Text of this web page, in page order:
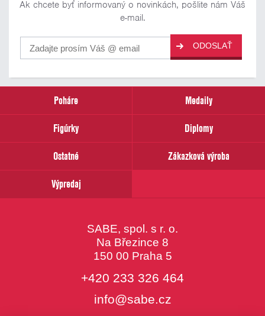
Ak chcete byť informovaný o novinkách, pošlite nám Váš
e-mail.
ODOSLAŤ
Poháre
Medaily
Figúrky
Diplomy
Ostatné
Zákazková výroba
Výpredaj
SABE, spol. s r. o.
Na Březince 8
150 00 Praha 5
+420 233 326 464
info@sabe.cz